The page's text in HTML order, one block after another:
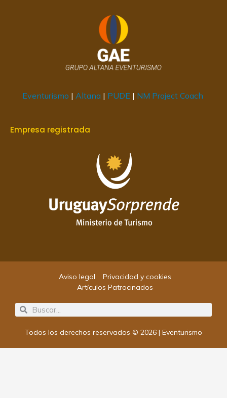
Eventurismo | Altana | PUDE | NM Project Coach
Empresa registrada
Todos los derechos reservados © 2026 | Eventurismo
SearchSearch
Aviso legal
Privacidad y cookies
Artículos Patrocinados